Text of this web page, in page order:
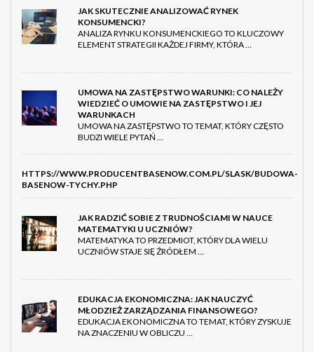
JAK SKUTECZNIE ANALIZOWAĆ RYNEK
KONSUMENCKI?
ANALIZA RYNKU KONSUMENCKIEGO TO KLUCZOWY
ELEMENT STRATEGII KAŻDEJ FIRMY, KTÓRA …
UMOWA NA ZASTĘPSTWO WARUNKI: CO NALEŻY
WIEDZIEĆ O UMOWIE NA ZASTĘPSTWO I JEJ
WARUNKACH
UMOWA NA ZASTĘPSTWO TO TEMAT, KTÓRY CZĘSTO
BUDZI WIELE PYTAŃ …
HTTPS://WWW.PRODUCENTBASENOW.COM.PL/SLASK/BUDOWA-
BASENOW-TYCHY.PHP
JAK RADZIĆ SOBIE Z TRUDNOŚCIAMI W NAUCE
MATEMATYKI U UCZNIÓW?
MATEMATYKA TO PRZEDMIOT, KTÓRY DLA WIELU
UCZNIÓW STAJE SIĘ ŹRÓDŁEM …
EDUKACJA EKONOMICZNA: JAK NAUCZYĆ
MŁODZIEŻ ZARZĄDZANIA FINANSOWEGO?
EDUKACJA EKONOMICZNA TO TEMAT, KTÓRY ZYSKUJE
NA ZNACZENIU W OBLICZU …